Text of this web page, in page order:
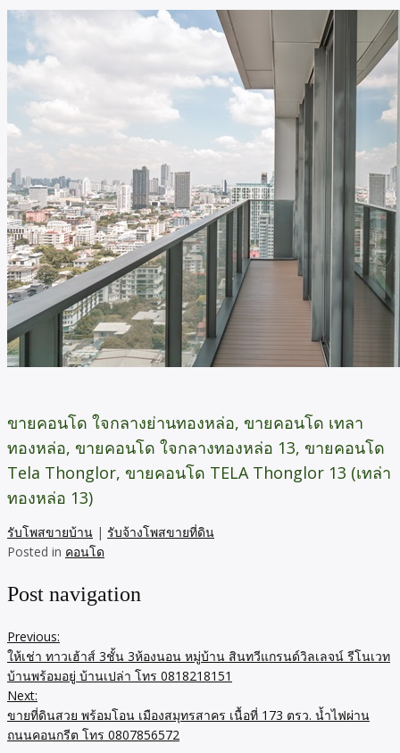
ขายคอนโด ใจกลางย่านทองหล่อ, ขายคอนโด เทลา
ทองหล่อ, ขายคอนโด ใจกลางทองหล่อ 13, ขายคอนโด
Tela Thonglor, ขายคอนโด TELA Thonglor 13 (เทล่า
ทองหล่อ 13)
รับโพสขายบ้าน | รับจ้างโพสขายที่ดิน
Posted in คอนโด
Post navigation
Previous:
ให้เช่า ทาวเฮ้าส์ 3ชั้น 3ห้องนอน หมู่บ้าน สินทวีแกรนด์วิลเลจน์ รีโนเวท
บ้านพร้อมอยู่ บ้านเปล่า โทร 0818218151
Next:
ขายที่ดินสวย พร้อมโอน เมืองสมุทรสาคร เนื้อที่ 173 ตรว. น้ำไฟผ่าน
ถนนคอนกรีต โทร 0807856572